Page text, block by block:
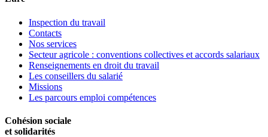
Inspection du travail
Contacts
Nos services
Secteur agricole : conventions collectives et accords salariaux
Renseignements en droit du travail
Les conseillers du salarié
Missions
Les parcours emploi compétences
Cohésion sociale
et solidarités